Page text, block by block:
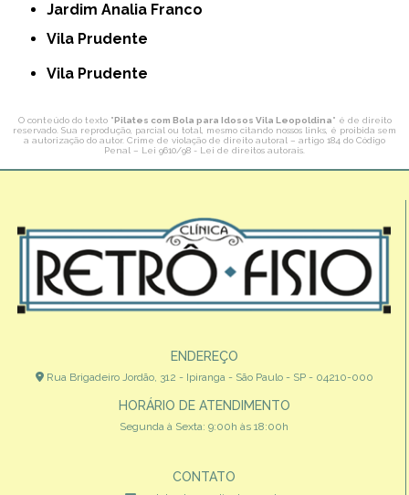
Jardim Analia Franco
Vila Prudente
Vila Prudente
O conteúdo do texto " Pilates com Bola para Idosos Vila Leopoldina" é de direito
reservado. Sua reprodução, parcial ou total, mesmo citando nossos links, é proibida sem
a autorização do autor. Crime de violação de direito autoral – artigo 184 do Código
Penal – Lei 9610/98 - Lei de direitos autorais.
ENDEREÇO
Rua Brigadeiro Jordão, 312 - Ipiranga - São Paulo - SP - 04210-000
HORÁRIO DE ATENDIMENTO
Segunda à Sexta: 9:00h às 18:00h
CONTATO